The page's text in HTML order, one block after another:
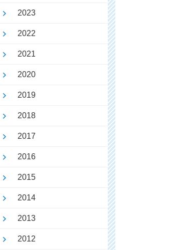
2023
2022
2021
2020
2019
2018
2017
2016
2015
2014
2013
2012